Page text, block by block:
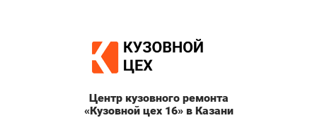
Центр кузовного ремонта
«Кузовной цех 16» в Казани